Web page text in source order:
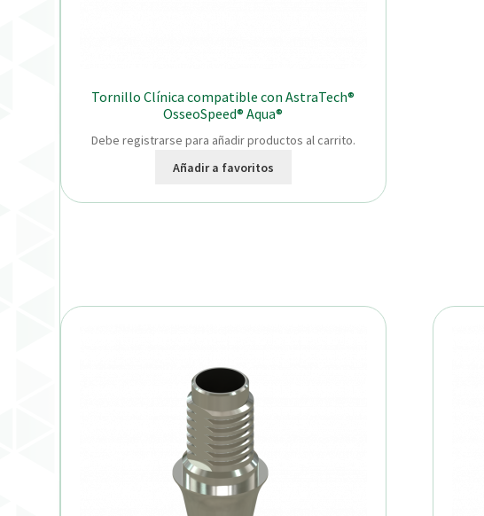
Tornillo Clínica compatible con AstraTech®
OsseoSpeed® Aqua®
Debe registrarse para añadir productos al carrito.
Añadir a favoritos